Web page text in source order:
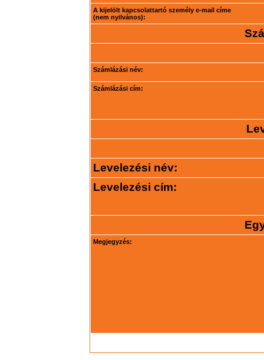
A kijelölt kapcsolattartó személy e-mail címe
(nem nyilvános):
Számlázási név:
Számlázási cím:
Levelezési név:
Levelezési cím:
Megjegyzés: